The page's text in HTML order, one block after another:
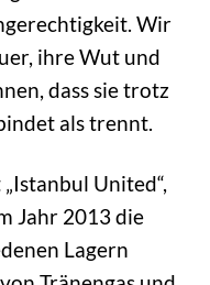
Wir
ihre Wut und
dass sie trotz
als trennt.
United“,
Jahr 2013 die
Lagern